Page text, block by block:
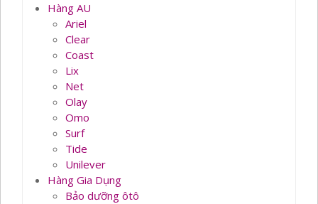
Hàng AU
Ariel
Clear
Coast
Lix
Net
Olay
Omo
Surf
Tide
Unilever
Hàng Gia Dụng
Bảo dưỡng ôtô